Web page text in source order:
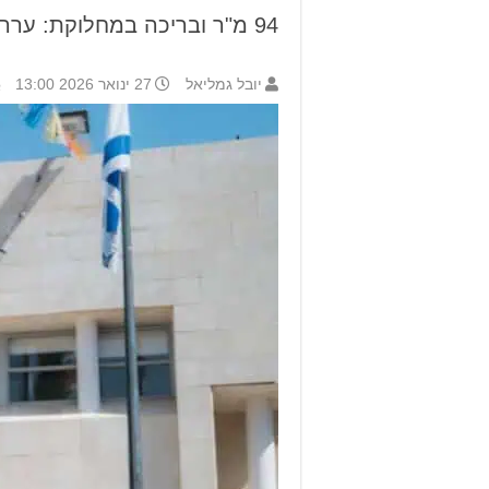
94 מ"ר ובריכה במחלוקת: ערר הוגש כנגד מדיניות הוועדה לתכנון ובנייה בבית דלריצ'ה בגני תקווה
יובל גמליאל 27 ינואר 2026 13:00